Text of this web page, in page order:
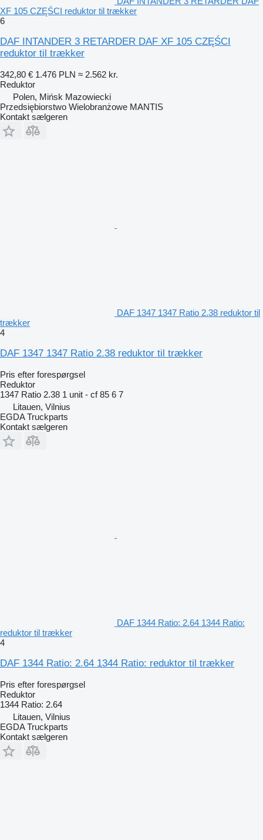
XF 105 CZĘŚCI reduktor til trækker
6
DAF INTANDER 3 RETARDER DAF XF 105 CZĘŚCI
reduktor til trækker
342,80 € 1.476 PLN ≈ 2.562 kr.
Reduktor
Polen, Mińsk Mazowiecki
Przedsiębiorstwo Wielobranżowe MANTIS
Kontakt sælgeren
DAF 1347 1347 Ratio 2.38 reduktor til
trækker
4
DAF 1347 1347 Ratio 2.38 reduktor til trækker
Pris efter forespørgsel
Reduktor
1347 Ratio 2.38 1 unit - cf 85 6 7
Litauen, Vilnius
EGDA Truckparts
Kontakt sælgeren
DAF 1344 Ratio: 2.64 1344 Ratio:
reduktor til trækker
4
DAF 1344 Ratio: 2.64 1344 Ratio: reduktor til trækker
Pris efter forespørgsel
Reduktor
1344 Ratio: 2.64
Litauen, Vilnius
EGDA Truckparts
Kontakt sælgeren